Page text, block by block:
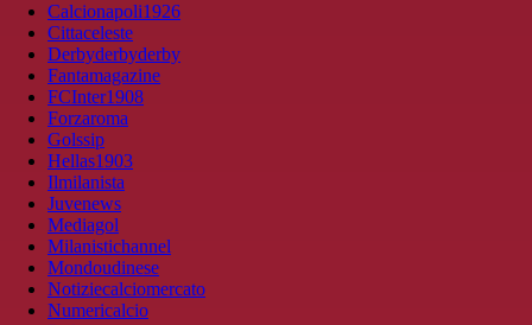
Calcionapoli1926
Cittaceleste
Derbyderbyderby
Fantamagazine
FCInter1908
Forzaroma
Golssip
Hellas1903
Ilmilanista
Juvenews
Mediagol
Milanistichannel
Mondoudinese
Notiziecalciomercato
Numericalcio